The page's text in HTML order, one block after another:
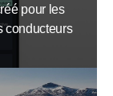
pour les
conducteurs